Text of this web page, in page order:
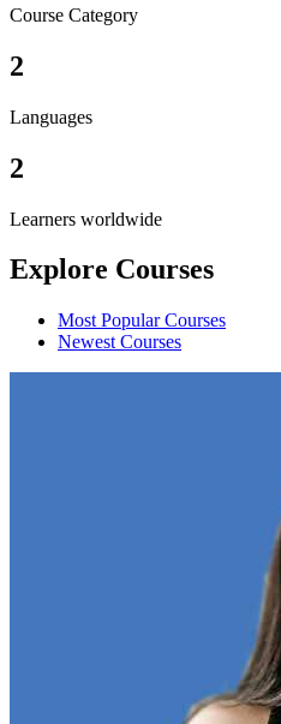
Course Category
2
Languages
2
Learners worldwide
Explore Courses
Most Popular Courses
Newest Courses